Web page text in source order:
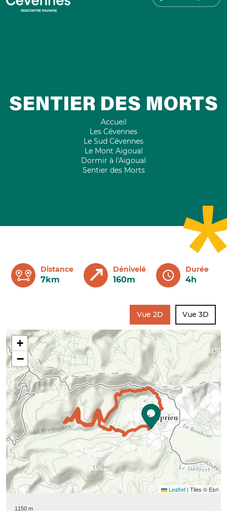
SENTIER DES MORTS
Accueil
Les Cévennes
Le Sud Cévennes
Le Mont Aigoual
Dormir à l'Aigoual
Sentier des Morts
Distance
7km
Dénivelé
160m
Durée
4h
Vue 2D Vue 3D
+
−
Leaflet | Tiles © Esri
1150 m